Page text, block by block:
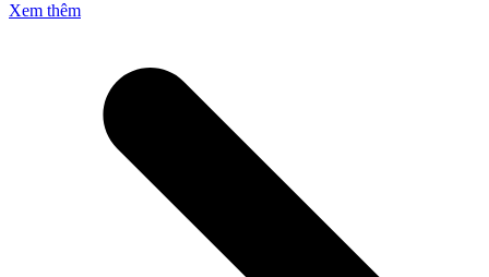
Xem thêm